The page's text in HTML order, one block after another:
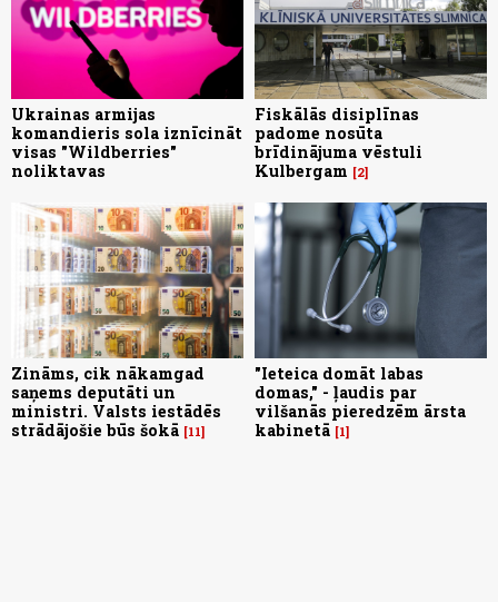
Ukrainas armijas
komandieris sola iznīcināt
visas "Wildberries"
noliktavas
Fiskālās disiplīnas
padome nosūta
brīdinājuma vēstuli
Kulbergam
2
Zināms, cik nākamgad
saņems deputāti un
ministri. Valsts iestādēs
strādājošie būs šokā 11
"Ieteica domāt labas
domas," - ļaudis par
vilšanās pieredzēm ārsta
kabinetā 1